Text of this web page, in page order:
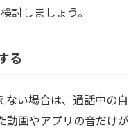
討しましょう。
る
ない場合は、通話中の自
動画やアプリの音だけが